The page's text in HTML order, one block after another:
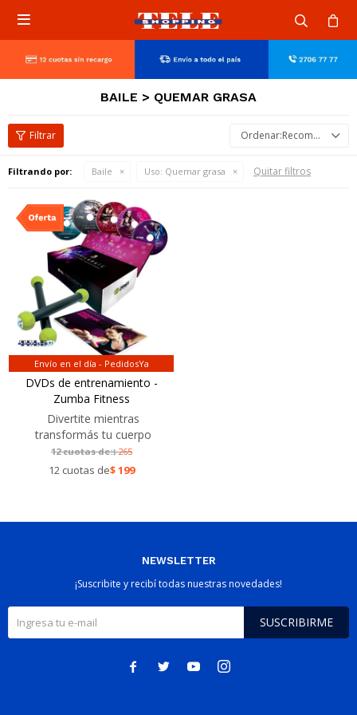

BAILE > QUEMAR GRASA
Recomendados
Filtrando por: Baile Uso: Quemar grasa Quitar filtros
Envío en el día - PedidosYa
DVDs de entrenamiento -
Zumba Fitness
Divertite mientras
transformás tu cuerpo
12 cuotas de:$265
12 cuotas de$199
NEWSLETTER
¡Suscribite y recibí todas nuestras novedades!
SUSCRIBIRME
   